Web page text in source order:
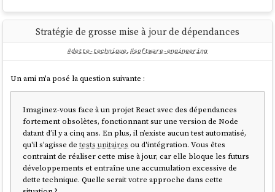
le même modèle que celui utilisé lors de l'indexation.
Les modèles d'
embedding
sont nettement plus légers et économiques
LLM. Ils peuvent être exécutés sur CPU pour des usages
courants, sans nécessiter de GPU.
Generate". L'étape de reranking peut être effectuée via deux méthodes
:
Des modèles spécialisés dereranking, commeCohere Rerank
ouVoyage AI Rerankers, qui sont légers, rapides. Ils prennent
en entrée laqueryet la liste de documents candidats et
produisent un score de pertinence.
Ou directement des LLMs généralistes, potentiellement plus
précis sur des domaines spécifiques non couverts par les
données d'entraînement des modèles de reranking, mais plus
Stratégie de grosse mise à jour de dépendances
#dette-technique, #software-engineering
Un ami m'a posé la question suivante :
Imaginez-vous face à un projet React avec des dépendances
fortement obsolètes, fonctionnant sur une version de Node
datant d’il y a cinq ans. En plus, il n’existe aucun test automatisé,
qu'il s'agisse detests unitaires ou d'intégration. Vous êtes
contraint de réaliser cette mise à jour, car elle bloque les futurs
développements et entraîne une accumulation excessive de
dette technique. Quelle serait votre approche dans cette